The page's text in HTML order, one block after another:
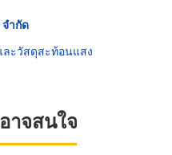
ำกัด
ะวัสดุสะท้อนแสง
จสนใจ